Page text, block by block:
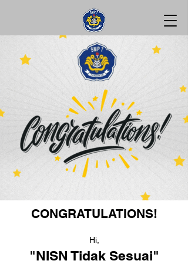
CONGRATULATIONS!
Hi,
"NISN Tidak Sesuai"